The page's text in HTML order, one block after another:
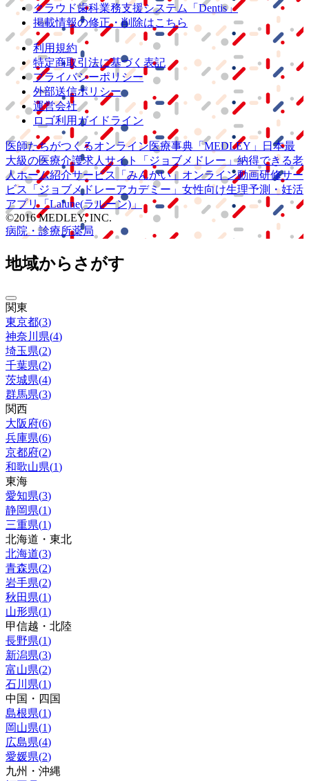
クラウド歯科業務支援システム
「Dentis」
掲載情報の修正・削除はこちら
利用規約
特定商取引法に基づく表記
プライバシーポリシー
外部送信ポリシー
運営会社
ロゴ利用ガイドライン
医師たちがつくるオンライン医療事典 「MEDLEY」
日本最
大級の医療介護求人サイト 「ジョブメドレー」納得できる老
人ホーム紹介サービス
「みんかい」 オンライン動画研修サー
ビス
「ジョブメドレーアカデミー」 女性向け生理予測・妊活
アプリ「Lalune(ラルーン)」
©2016 MEDLEY, INC.
病院・診療所薬局
地域からさがす
関東
東京都(3)
神奈川県(4)
埼玉県(2)
千葉県(2)
茨城県(4)
群馬県(3)
関西
大阪府(6)
兵庫県(6)
京都府(2)
和歌山県(1)
東海
愛知県(3)
静岡県(1)
三重県(1)
北海道・東北
北海道(3)
青森県(2)
岩手県(2)
秋田県(1)
山形県(1)
甲信越・北陸
長野県(1)
新潟県(3)
富山県(2)
石川県(1)
中国・四国
島根県(1)
岡山県(1)
広島県(4)
愛媛県(2)
九州・沖縄